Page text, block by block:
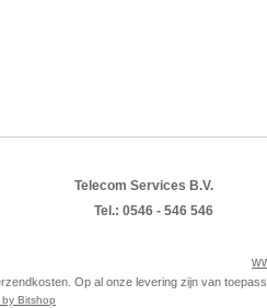
Telecom Services B.V.
Tel.: 0546 - 546 546
Op al onze levering zijn van
Bitshop